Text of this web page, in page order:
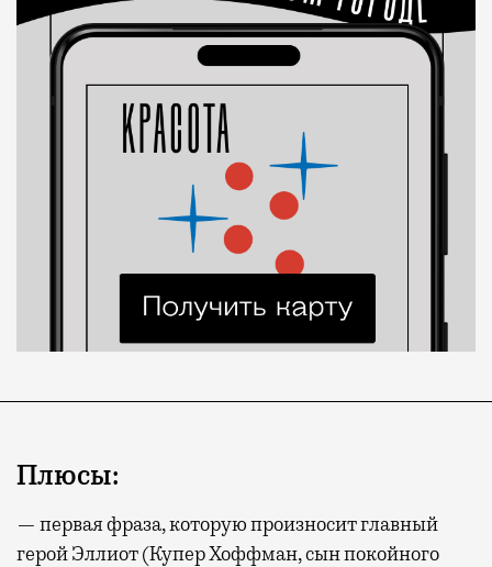
Плюсы:
— первая фраза, которую произносит главный
герой Эллиот (Купер Хоффман, сын покойного